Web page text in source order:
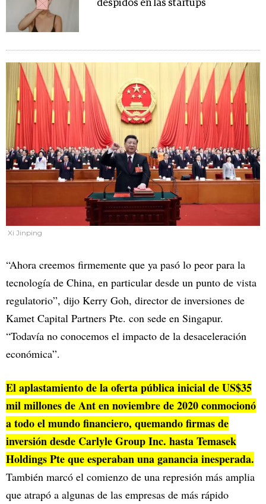
despidos en las startups
Xi Jinping
“Ahora creemos firmemente que ya pasó lo peor para la
tecnología de China, en particular desde un punto de vista
regulatorio”, dijo Kerry Goh, director de inversiones de
Kamet Capital Partners Pte. con sede en Singapur.
“Todavía no conocemos el impacto de la desaceleración
económica”.
El aplastamiento de la oferta pública inicial de US$35
mil millones de Ant en noviembre de 2020 conmocionó
a todo el mundo financiero, quemando firmas de
inversión desde Carlyle Group Inc. hasta Temasek
Holdings Pte que esperaban una ganancia inesperada.
También marcó el comienzo de una represión más amplia
que atrapó a algunas de las empresas de más rápido